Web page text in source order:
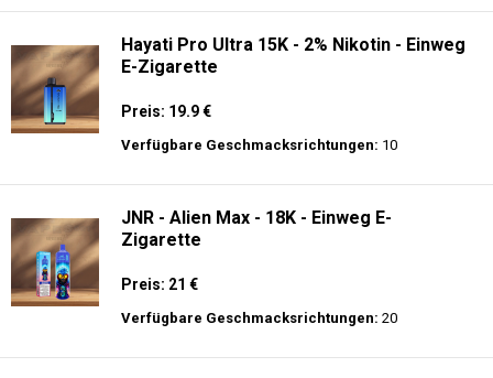
Hayati Pro Ultra 15K - 2% Nikotin - Einweg
E-Zigarette
Preis: 19.9 €
Verfügbare Geschmacksrichtungen: 10
JNR - Alien Max - 18K - Einweg E-
Zigarette
Preis: 21 €
Verfügbare Geschmacksrichtungen: 20